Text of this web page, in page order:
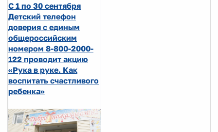
С 1 по 30 сентября
Детский телефон
доверия с единым
общероссийским
номером 8-800-2000-
122 проводит акцию
«Рука в руке. Как
воспитать счастливого
ребенка»